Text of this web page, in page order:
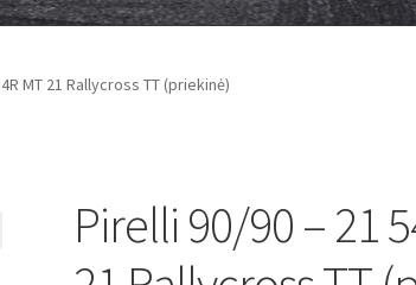
MT 21 Rallycross TT (priekinė)
Pirelli 90/90 – 21